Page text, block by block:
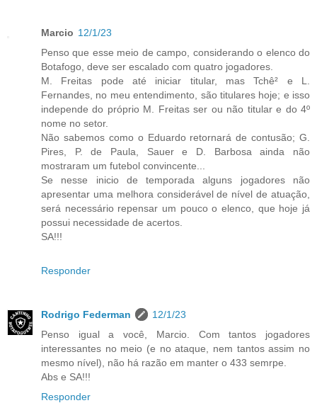
Marcio 12/1/23
Penso que esse meio de campo, considerando o elenco do
Botafogo, deve ser escalado com quatro jogadores.
M. Freitas pode até iniciar titular, mas Tchê² e L.
Fernandes, no meu entendimento, são titulares hoje; e isso
independe do próprio M. Freitas ser ou não titular e do 4º
nome no setor.
Não sabemos como o Eduardo retornará de contusão; G.
Pires, P. de Paula, Sauer e D. Barbosa ainda não
mostraram um futebol convincente...
Se nesse inicio de temporada alguns jogadores não
apresentar uma melhora considerável de nível de atuação,
será necessário repensar um pouco o elenco, que hoje já
possui necessidade de acertos.
SA!!!
Responder
Rodrigo Federman
12/1/23
Penso igual a você, Marcio. Com tantos jogadores
interessantes no meio (e no ataque, nem tantos assim no
mesmo nível), não há razão em manter o 433 semrpe.
Abs e SA!!!
Responder